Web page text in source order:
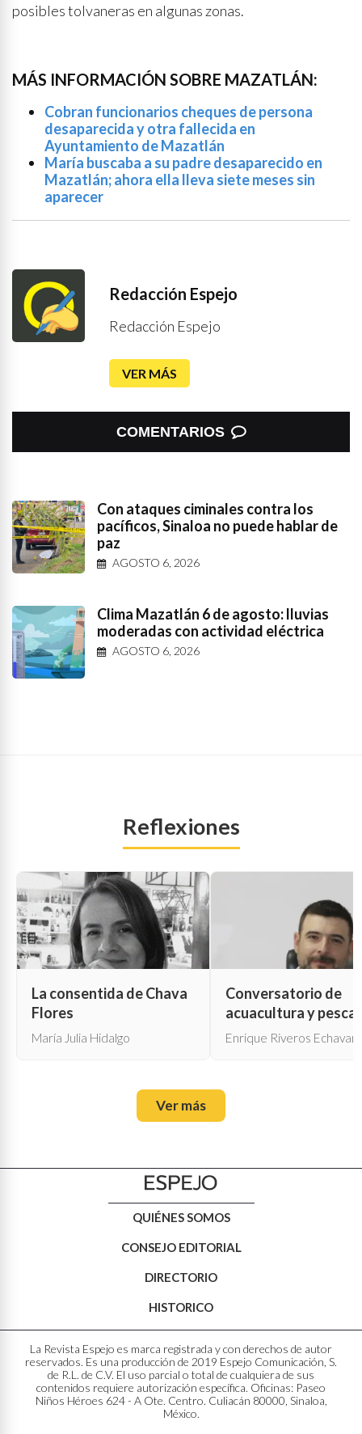
posibles tolvaneras en algunas zonas.
MÁS INFORMACIÓN SOBRE MAZATLÁN:
Cobran funcionarios cheques de persona
desaparecida y otra fallecida en
Ayuntamiento de Mazatlán
María buscaba a su padre desaparecido en
Mazatlán; ahora ella lleva siete meses sin
aparecer
Redacción Espejo
Redacción Espejo
VER MÁS
COMENTARIOS
Con ataques ciminales contra los
pacíficos, Sinaloa no puede hablar de
paz
AGOSTO 6, 2026
Clima Mazatlán 6 de agosto: lluvias
moderadas con actividad eléctrica
AGOSTO 6, 2026
Reflexiones
La consentida de Chava
Flores
María Julia Hidalgo
Conversatorio de
acuacultura y pesca
Enrique Riveros
Ver más
QUIÉNES SOMOS
CONSEJO EDITORIAL
DIRECTORIO
HISTORICO
La Revista Espejo es marca registrada y con derechos de autor
reservados. Es una producción de 2019 Espejo Comunicación, S.
de R.L. de C.V. El uso parcial o total de cualquiera de sus
contenidos requiere autorización específica. Oficinas: Paseo
Niños Héroes 624 - A Ote. Centro. Culiacán 80000, Sinaloa,
México.